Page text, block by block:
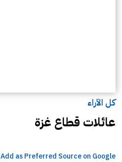
كل الآراء
عائلات قطاع غزة
Add as Preferred Source on Google